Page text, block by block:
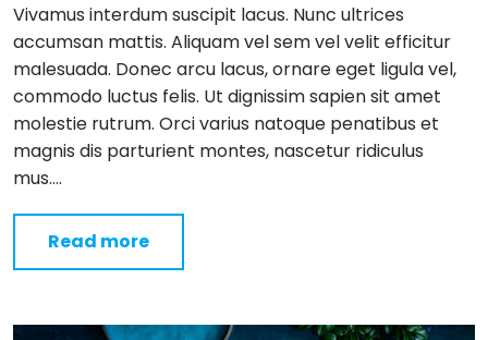
Vivamus interdum suscipit lacus. Nunc ultrices
accumsan mattis. Aliquam vel sem vel velit efficitur
malesuada. Donec arcu lacus, ornare eget ligula vel,
commodo luctus felis. Ut dignissim sapien sit amet
molestie rutrum. Orci varius natoque penatibus et
magnis dis parturient montes, nascetur ridiculus
mus….
Read more